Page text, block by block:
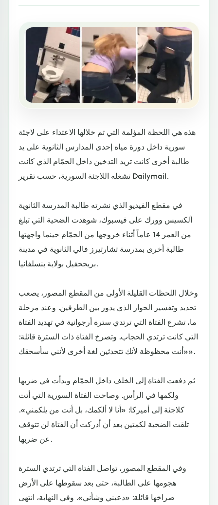
هذه هي اللحظة المؤلمة التي تم خلالها الاعتداء على لاجئة
سورية داخل دورة مياه إحدى المدارس الثانوية على يد
طالبة أخرى كانت تريد التدخين داخل الحمّام الذي كانت
تشغله اللاجئة السورية، حسب تقرير Dailymail.
في مقطع الفيديو الذي نشرته طالبة المدرسة الثانوية
ألكسيس وورك على فيسبوك، شوهدت الضحية التي تبلغ
من العمر 14 عاماً أثناء خروجها من الحمّام حينما واجهتها
طالبة أخرى بمدرسة تشارتيرز فالي الثانوية في مدينة
بريجحفيل بولاية بنسلفانيا.
وخلال اللحظات القليلة الأولى من المقطع المصور، يصعب
تحديد وتفسير الحوار الذي يدور بين الطرفين. وعند مرحلة
ما، تشرع الفتاة التي ترتدي سترة أرجوانية في تهديد الفتاة
التي كانت ترتدي الحجاب. وتصرخ الفتاة ذات السترة قائلة:
«أنت محظوظة لأنك تتحدثين لغة أخرى لأنني سأسحقك».
ثم دفعت الفتاة إلى الخلف داخل الحمّام وبدأت في ضربها
ولكمها في الرأس. وصاحت الفتاة السورية التي أتت
كلاجئة إلى أميركا: «أنا لا ألكمك، بل أنت من يلكمني».
تلقت الضحية لكمتين بعد أن أدركت أن الفتاة لن تتوقف
عن ضربها.
وفي المقطع المصور، تواصل الفتاة التي ترتدي السترة
هجومها على الطالبة، حتى بعد سقوطها على الأرض
صراخها قائلة: «دعيني وشأني». وفي النهاية، انتهى